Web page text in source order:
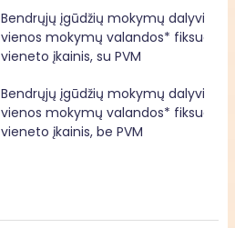
Bendrųjų įgūdžių mokymų dalyvio
vienos mokymų valandos*
vieneto įkainis, su PVM
Bendrųjų įgūdžių mokymų dalyvio
vienos mokymų valandos*
vieneto įkainis, be PVM